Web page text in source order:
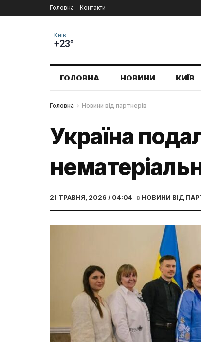
Головна Контакти
Київ
+23°
ГОЛОВНА НОВИНИ КИЇВ
Головна Новини від партнерів
Україна
21 ТРАВНЯ, 2026 / 04:04 в НОВИНИ ВІД